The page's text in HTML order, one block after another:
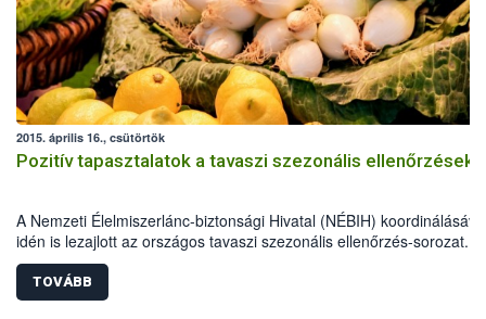
2015. április 16., csütörtök
Pozitív tapasztalatok a tavaszi szezonális
A Nemzeti Élelmiszerlánc-biztonsági Hivatal (NÉBIH)
idén is lezajlott az országos tavaszi szezonális ellenőrzés-sorozat.
élelmiszerlánc-biztonsági szakemberek szűk egy hónap alatt több
800 ellenőrzést végeztek, 69 alkalommal figyelmeztetést és
esetben bírságot szabtak ki.
TOVÁBB